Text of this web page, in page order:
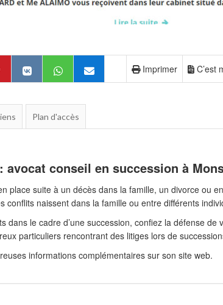
C’est
Imprimer
Plan d'accès
avocat conseil en succession à
place suite à un décès dans la famille, un divorce ou
conflits naissent dans la famille ou entre différents
dans le cadre d’une succession, confiez la défense
particuliers rencontrant des litiges lors de
informations complémentaires sur son site web.